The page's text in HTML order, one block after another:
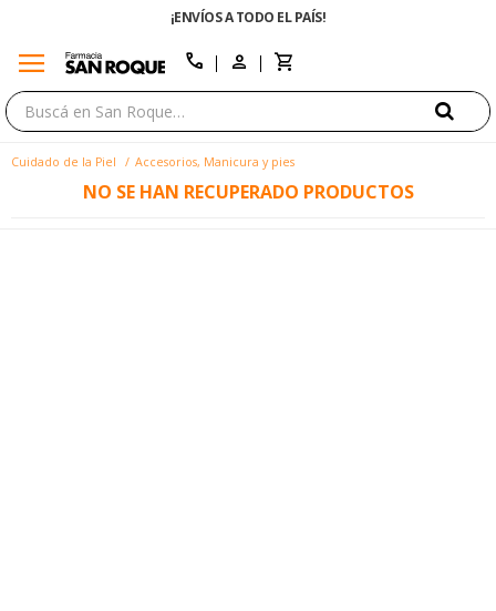
¡ENVÍOS A TODO EL PAÍS!
menu call
Cuidado de la Piel Accesorios, Manicura y pies
NO SE HAN RECUPERADO PRODUCTOS
close